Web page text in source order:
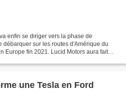
enfin se diriger vers la phase de
débarquer sur les routes d'Amérique du
Europe fin 2021. Lucid Motors aura fait
une Tesla en Ford